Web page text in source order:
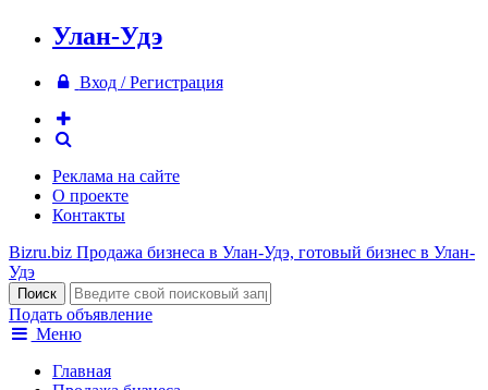
Улан-Удэ
Вход / Регистрация
Реклама на сайте
О проекте
Контакты
Bizru.biz Продажа бизнеса в Улан-Удэ, готовый бизнес в Улан-
Удэ
Подать объявление
Меню
Главная